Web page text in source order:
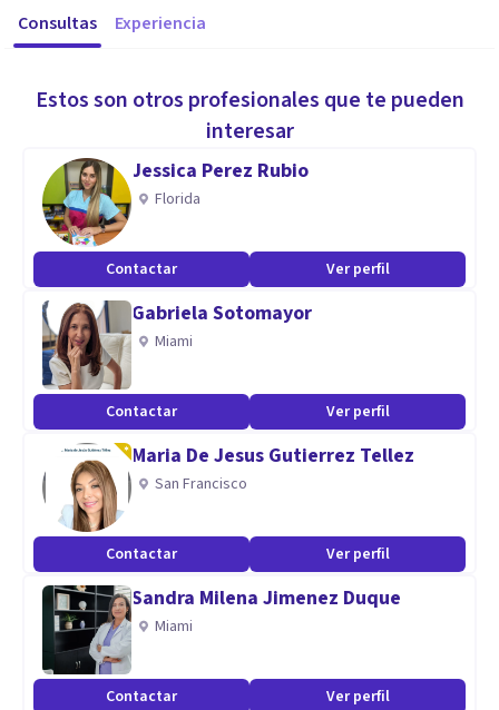
Consultas Experiencia
Estos son otros profesionales que te pueden
interesar
Jessica Perez Rubio
Florida
Contactar Ver perfil
Gabriela Sotomayor
Miami
Contactar Ver perfil
Maria De Jesus Gutierrez Tellez
San Francisco
Contactar Ver perfil
Sandra Milena Jimenez Duque
Miami
Contactar Ver perfil